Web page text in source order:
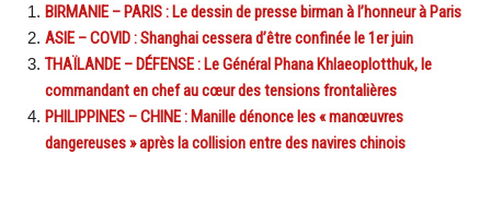
BIRMANIE – PARIS : Le dessin de presse birman à l’honneur à Paris
ASIE – COVID : Shanghai cessera d’être confinée le 1er juin
THAÏLANDE – DÉFENSE : Le Général Phana Khlaeoplotthuk, le
commandant en chef au cœur des tensions frontalières
PHILIPPINES – CHINE : Manille dénonce les « manœuvres
dangereuses » après la collision entre des navires chinois